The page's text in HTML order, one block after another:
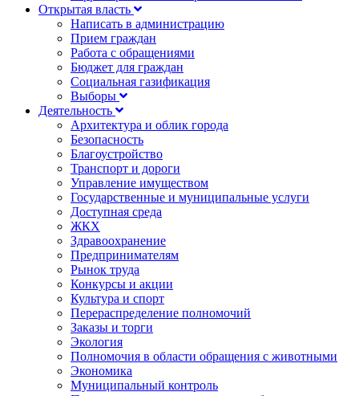
Открытая власть
Написать в администрацию
Прием граждан
Работа с обращениями
Бюджет для граждан
Социальная газификация
Выборы
Деятельность
Архитектура и облик города
Безопасность
Благоустройство
Транспорт и дороги
Управление имуществом
Государственные и муниципальные услуги
Доступная среда
ЖКХ
Здравоохранение
Предпринимателям
Рынок труда
Конкурсы и акции
Культура и спорт
Перераспределение полномочий
Заказы и торги
Экология
Полномочия в области обращения с животными
Экономика
Муниципальный контроль